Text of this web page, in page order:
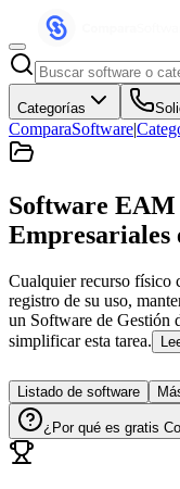
Categorías
ComparaSoftware|
Software EAM
Empresariales
Cualquier recurso físico
registro de su uso,
un Software de Gestión
simplificar esta tarea.
Listado de software
¿Por qué es gratis